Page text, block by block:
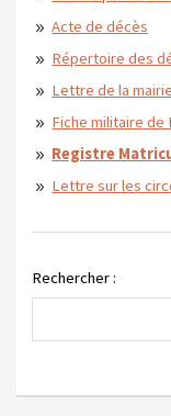
Acte de décès
Répertoire des
Lettre de la
Fiche militaire de
Registre
Lettre sur les
Rechercher :